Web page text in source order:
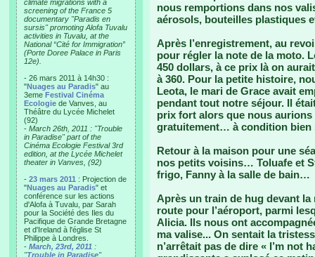
climate migrations with a
screening of the France 5
documentary "Paradis en
sursis" promoting Alofa Tuvalu
activities in Tuvalu, at the
National “Cité for Immigration”
(Porte Doree Palace in Paris
12e).
- 26 mars 2011 à 14h30 :
"Nuages au Paradis" au
3eme Festival Cinéma
Ecologie de Vanves, au
Théâtre du Lycée Michelet
(92)
- March 26th, 2011 : "Trouble
in Paradise" part of the
Cinéma Ecologie Festival 3rd
edition, at the Lycée Michelet
theater in Vanves, (92)
- 23 mars 2011 : Projection de
"Nuages au Paradis" et
conférence sur les actions
d'Alofa à Tuvalu, par Sarah
pour la Société des Iles du
Pacifique de Grande Bretagne
et d'Ireland à l'église St
Philippe à Londres.
- March, 23rd, 2011 :
"Trouble in Paradise"
nous remportions dans nos
aérosols, bouteilles plastiques
Après l’enregistrement, au
pour régler la note de la moto.
450 dollars, à ce prix là on
à 360. Pour la petite histoire,
Leota, le mari de Grace avait
pendant tout notre séjour. Il
prix fort alors que nous
gratuitement… à condition bien
Retour à la maison pour une
nos petits voisins… Toluafe et
frigo, Fanny à la salle de bain…
Après un train de hug devant la
route pour l’aéroport, parmi
Alicia. Ils nous ont
ma valise... On sentait la
n’arrêtait pas de dire « I’m not